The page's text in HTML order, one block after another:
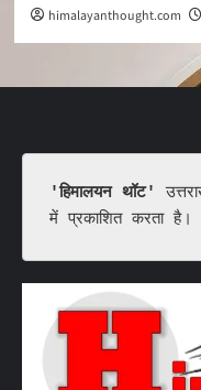
himalayanthought.com
'हिमालयन थॉट'
में प्रकाशित करता है।